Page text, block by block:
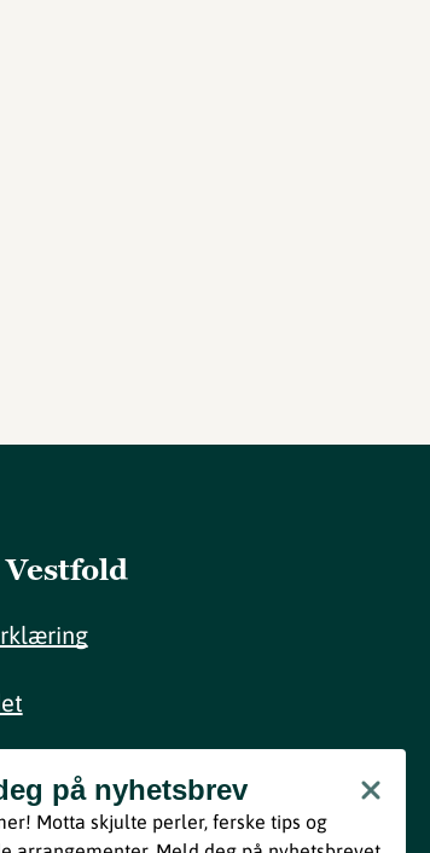
på nyhetsbrev
Bli med
på nyhetsbrev
Motta skjulte perler, ferske tips og